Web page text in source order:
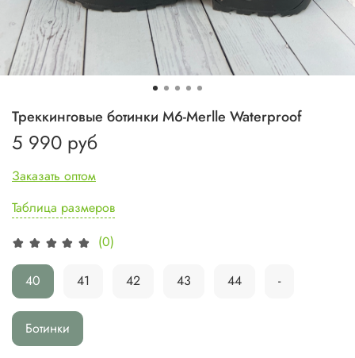
(0)
Треккинговые ботинки M6-Merlle Waterproof
5 990 руб
Заказать оптом
Таблица размеров
40 41 42 43 44 -
Ботинки